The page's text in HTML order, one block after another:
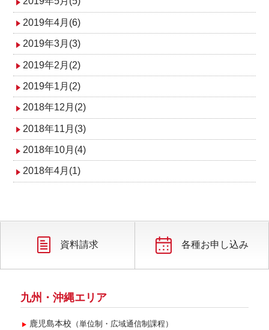
2019年4月(6)
2019年3月(3)
2019年2月(2)
2019年1月(2)
2018年12月(2)
2018年11月(3)
2018年10月(4)
2018年4月(1)
資料請求 各種お申し込み
九州・沖縄エリア
鹿児島本校 （単位制・広域通信制課程）